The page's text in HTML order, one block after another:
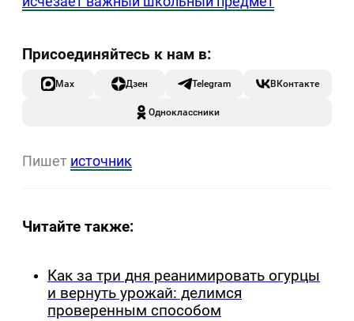
Max Дзен Telegram ВКонтакте
Одноклассники
Пишет источник
Читайте также:
Как за три дня реанимировать огурцы
и вернуть урожай: делимся
проверенным способом